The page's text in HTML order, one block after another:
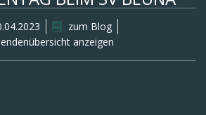
zum Blog
anzeigen